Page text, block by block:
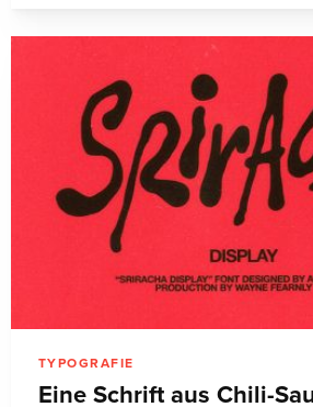
TYPOGRAFIE
Eine Schrift aus Chili-